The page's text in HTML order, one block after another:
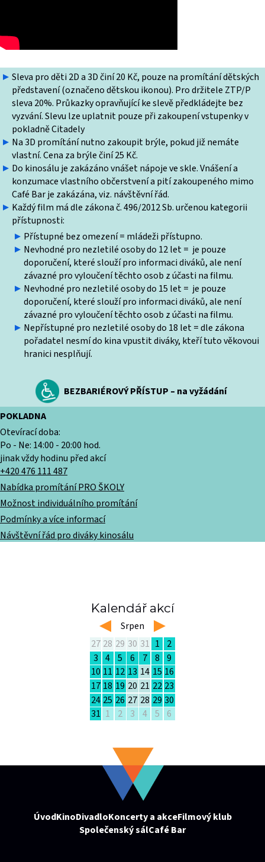
Sleva pro děti 2D a 3D činí 20 Kč, pouze na promítání dětských
představení (označeno dětskou ikonou). Pro držitele ZTP/P
sleva 20%. Průkazky opravňující ke slevě předkládejte bez
vyzvání. Slevu lze uplatnit pouze při zakoupení vstupenky v
pokladně Citadely
Na 3D promítání nutno zakoupit brýle, pokud již nemáte
vlastní. Cena za brýle činí 25 Kč.
Do kinosálu je zakázáno vnášet nápoje ve skle. Vnášení a
konzumace vlastního občerstvení a pití zakoupeného mimo
Café Bar je zakázána, viz. návštěvní řád.
Každý film má dle zákona č. 496/2012 Sb. určenou kategorii
přístupnosti:
Přístupné bez omezení = mládeži přístupno.
Nevhodné pro nezletilé osoby do 12 let = je pouze
doporučení, které slouží pro informaci diváků, ale není
závazné pro vyloučení těchto osob z účasti na filmu.
Nevhodné pro nezletilé osoby do 15 let = je pouze
doporučení, které slouží pro informaci diváků, ale není
závazné pro vyloučení těchto osob z účasti na filmu.
Nepřístupné pro nezletilé osoby do 18 let = dle zákona
pořadatel nesmí do kina vpustit diváky, kteří tuto věkovoui
hranici nesplňují.
BEZBARIÉROVÝ PŘÍSTUP – na vyžádání
POKLADNA
Otevírací doba:
Po - Ne: 14:00 - 20:00 hod.
jinak vždy hodinu před akcí
+420 476 111 487
Nabídka promítání PRO ŠKOLY
Možnost individuálního promítání
Podmínky a více informací
Návštěvní řád pro diváky kinosálu
Kalendář akcí
left Srpen right
27 28 29 30 31 1
2
3
4 5 6 7 8
9
10 11 12 13 14 15 16
17 18 19 20 21 22 23
24 25 26 27 28 29 30
31 1 2 3 4 5 6
ÚvodKinoDivadloKoncerty a akceFilmový klub
Společenský sálCafé Bar